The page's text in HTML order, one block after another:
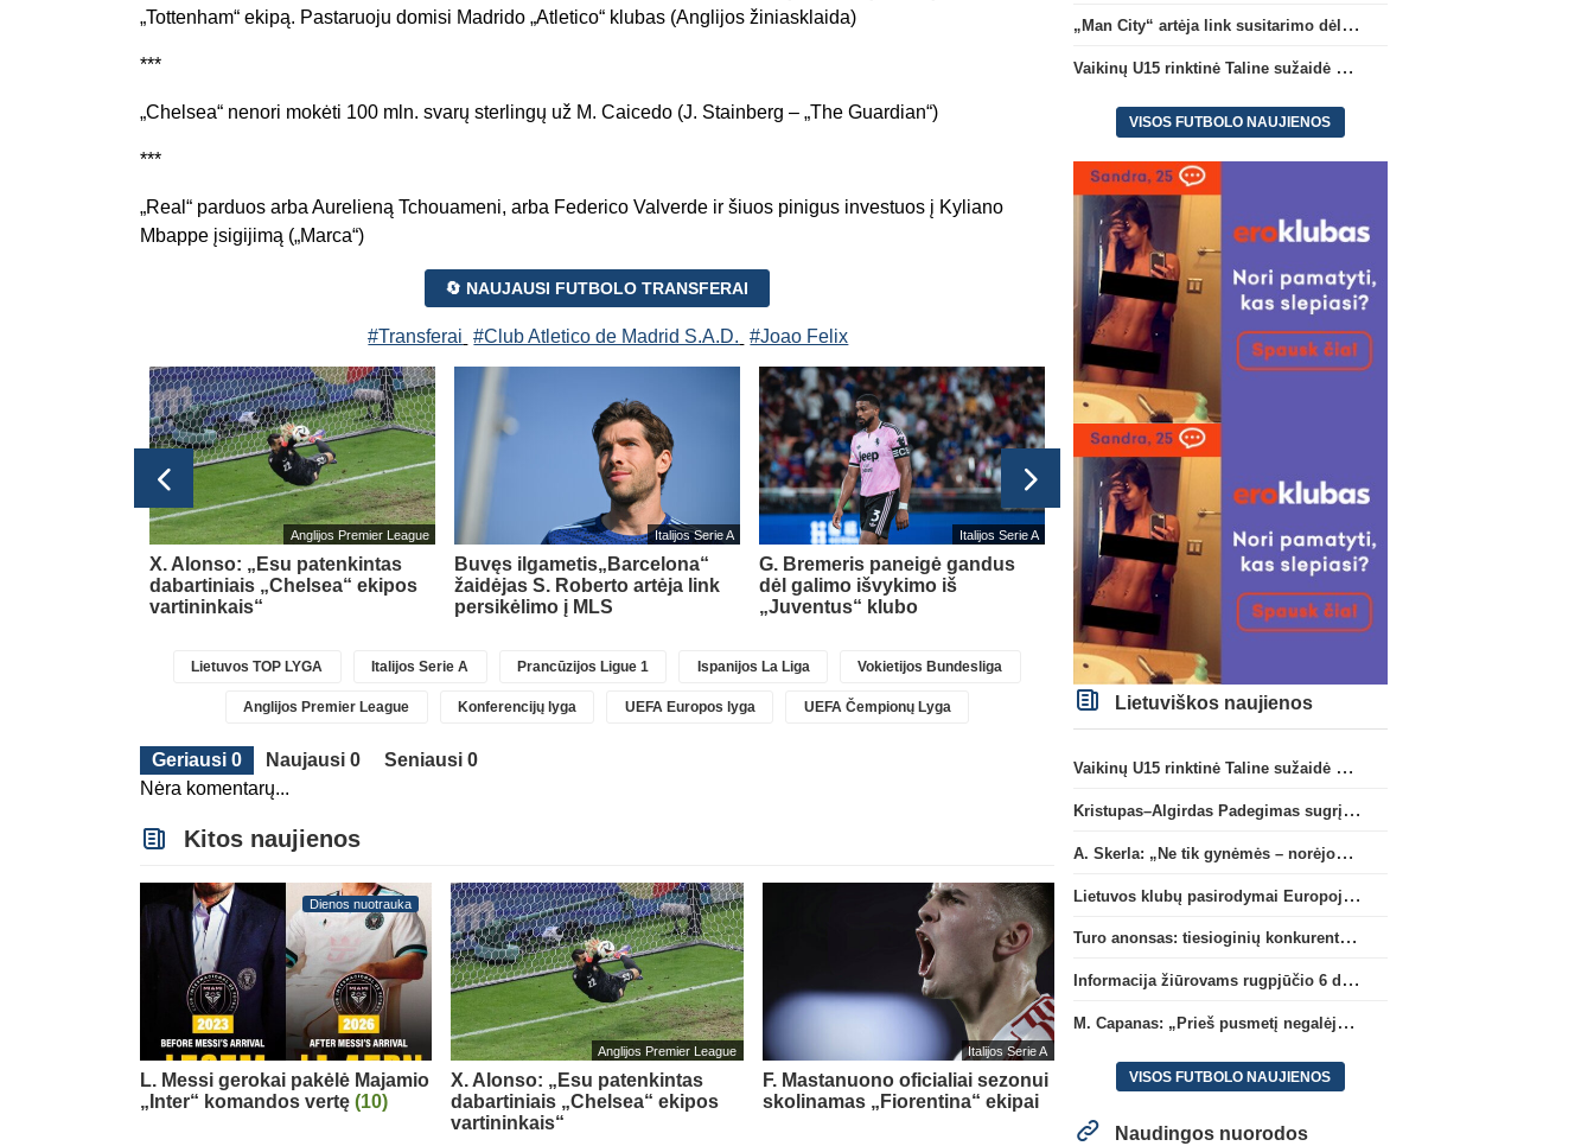
„Tottenham“ ekipą. Pastaruoju domisi Madrido „Atletico“ klubas (Anglijos žiniasklaida)
***
„Chelsea“ nenori mokėti 100 mln. svarų sterlingų už M. Caicedo (J. Stainberg – „The Guardian“)
***
„Real“ parduos arba Aurelieną Tchouameni, arba Federico Valverde ir šiuos pinigus investuos į Kyliano
Mbappe įsigijimą („Marca“)
🔄 NAUJAUSI FUTBOLO TRANSFERAI
#Transferai #Club Atletico de Madrid S.A.D. #Joao Felix
Anglijos Premier League
X. Alonso: „Esu patenkintas
dabartiniais „Chelsea“ ekipos
vartininkais“
Italijos Serie A
Buvęs ilgametis„Barcelona“
žaidėjas S. Roberto artėja link
persikėlimo į MLS
Italijos Serie A
G. Bremeris paneigė gandus
dėl galimo išvykimo iš
„Juventus“ klubo
Anglijos Premier League
G. Rulli – per žingsnį nuo
persikėlimo į „Manchester City“
klubą
Bouaddi persikėlimo
Lietuvos TOP LYGA Italijos Serie A Prancūzijos Ligue 1 Ispanijos La Liga Vokietijos Bundesliga
Anglijos Premier League Konferencijų lyga UEFA Europos lyga UEFA Čempionų Lyga
Geriausi 0 Naujausi 0
Seniausi 0
Nėra komentarų...
Kitos naujienos
Dienos nuotrauka
L. Messi gerokai pakėlė Majamio
„Inter“ komandos vertę (10)
Anglijos Premier League
X. Alonso: „Esu patenkintas
dabartiniais „Chelsea“ ekipos
vartininkais“
Italijos Serie A
F. Mastanuono oficialiai sezonui
skolinamas „Fiorentina“ ekipai
„Man City“ artėja link susitarimo dėl marokiečio A. Bouaddi persikėlimo
Vaikinų U15 rinktinė Taline sužaidė pirmąsias kontrolines rungtynes
VISOS FUTBOLO NAUJIENOS
Lietuviškos naujienos
Vaikinų U15 rinktinė Taline sužaidė pirmąsias kontrolines rungtynes
Kristupas–Algirdas Padegimas sugrįžta į FC „Hegelmann” B sudėtį
A. Skerla: „Ne tik gynėmės – norėjome atakuoti“
Lietuvos klubų pasirodymai Europoje: patirti pralaimėjimai Kroatijos atstovams
Turo anonsas: tiesioginių konkurentų dvikova Gargžduose
Informacija žiūrovams rugpjūčio 6 d. UEFA rungtynėms
M. Capanas: „Prieš pusmetį negalėjau net įsivaizduoti, kad žaisime prieš „Hajduk“
VISOS FUTBOLO NAUJIENOS
Naudingos nuorodos